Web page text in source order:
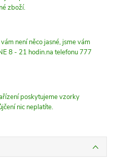
zboží.
není něco jasné, jsme vám
8 - 21 hodin.na telefonu 777
poskytujeme vzorky
nic neplatíte.